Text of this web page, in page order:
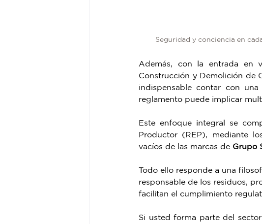
Seguridad y conciencia en
Además, con la entrada en
Construcción y Demolición de
indispensable contar con
reglamento puede implicar
Este enfoque integral se
Productor (REP), mediante
vacíos de las marcas de Grupo
Todo ello responde a una
responsable de los residuos,
facilitan el cumplimiento
Si usted forma parte del